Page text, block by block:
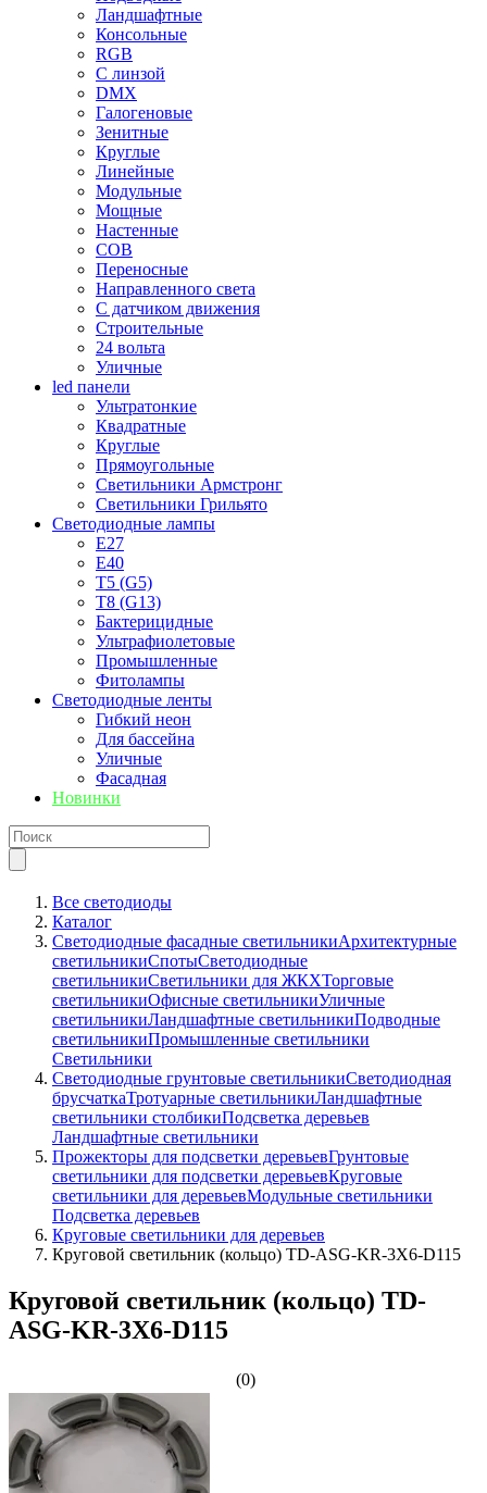
Ландшафтные
Консольные
RGB
С линзой
DMX
Галогеновые
Зенитные
Круглые
Линейные
Модульные
Мощные
Настенные
COB
Переносные
Направленного света
С датчиком движения
Строительные
24 вольта
Уличные
led панели
Ультратонкие
Квадратные
Круглые
Прямоугольные
Светильники Армстронг
Светильники Грильято
Светодиодные лампы
E27
Е40
T5 (G5)
T8 (G13)
Бактерицидные
Ультрафиолетовые
Промышленные
Фитолампы
Светодиодные ленты
Гибкий неон
Для бассейна
Уличные
Фасадная
Новинки
Все светодиоды
Каталог
Светодиодные фасадные светильникиАрхитектурные
светильникиСпотыСветодиодные
светильникиСветильники для ЖКХТорговые
светильникиОфисные светильникиУличные
светильникиЛандшафтные светильникиПодводные
светильникиПромышленные светильники
Светильники
Светодиодные грунтовые светильникиСветодиодная
брусчаткаТротуарные светильникиЛандшафтные
светильники столбикиПодсветка деревьев
Ландшафтные светильники
Прожекторы для подсветки деревьевГрунтовые
светильники для подсветки деревьевКруговые
светильники для деревьевМодульные светильники
Подсветка деревьев
Круговые светильники для деревьев
Круговой светильник (кольцо) TD-ASG-KR-3Х6-D115
Круговой светильник (кольцо) TD-
ASG-KR-3Х6-D115
(0)